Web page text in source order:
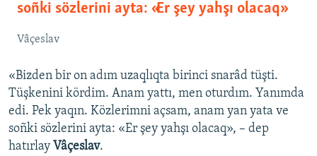
soñki sözlerini ayta: «Er şey yahşı olacaq»
Vâçeslav
«Bizden bir on adım uzaqlıqta birinci snarâd tüşti.
Tüşkenini kördim. Anam yattı, men oturdım. Yanımda
edi. Pek yaqın. Közlerimni açsam, anam yan yata ve
soñki sözlerini ayta: «Er şey yahşı olacaq», – dep
hatırlay Vâçeslav.